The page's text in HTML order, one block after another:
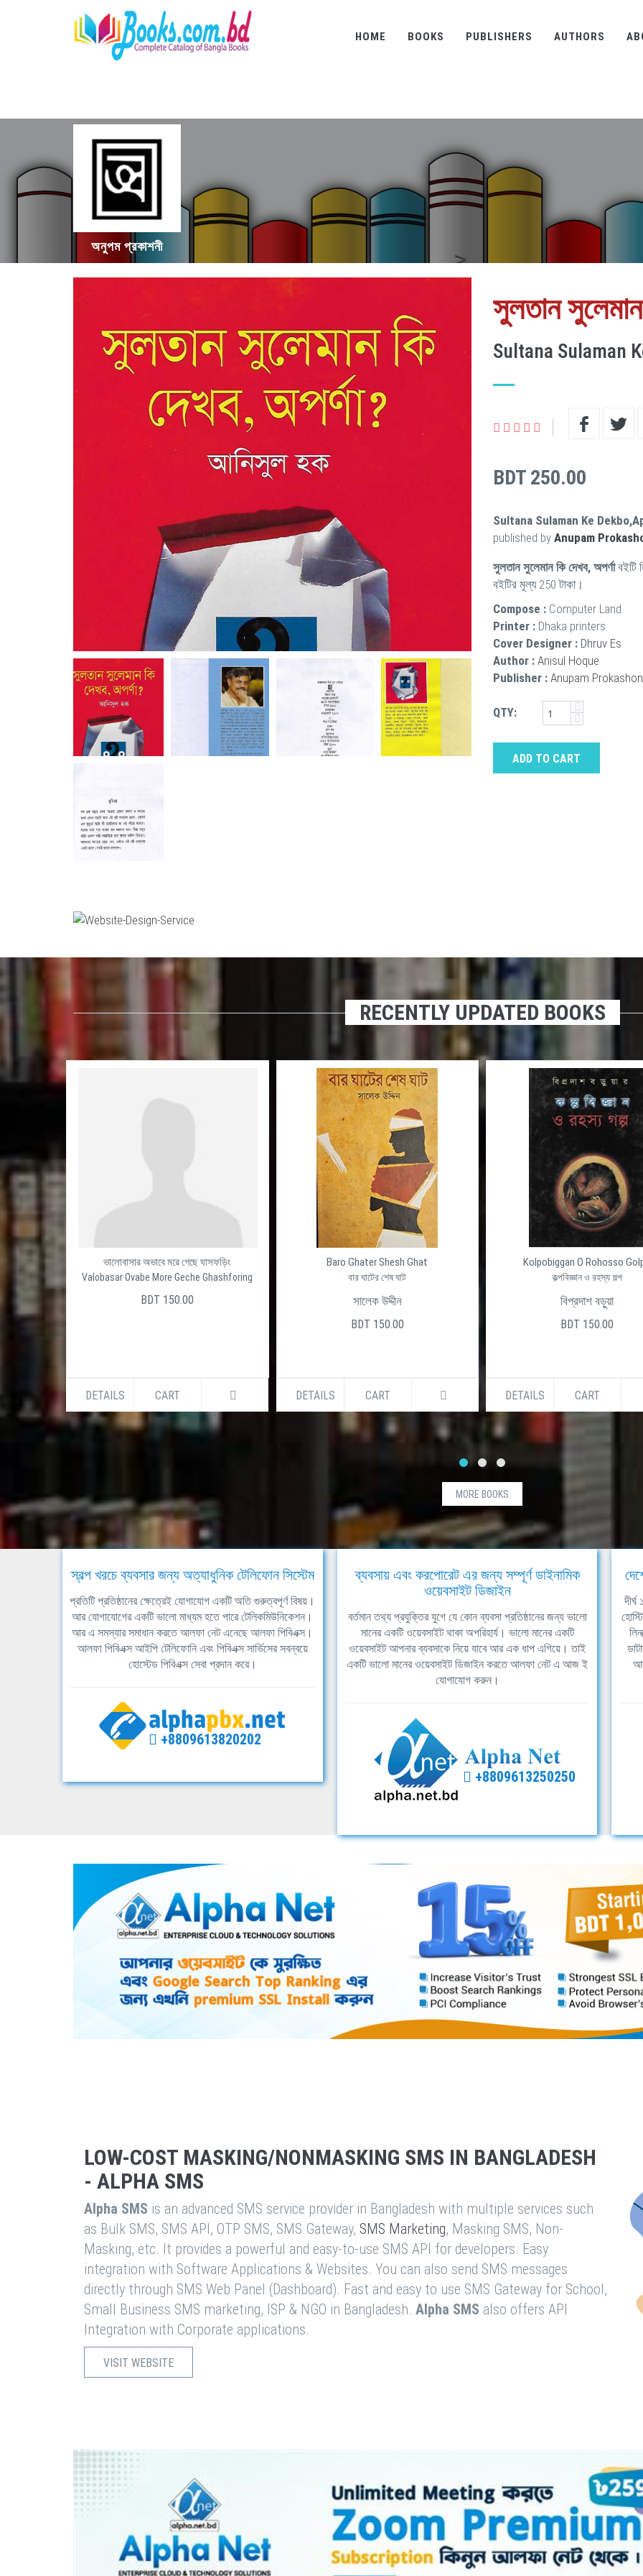
HOME BOOKS PUBLISHERS AUTHORS
অনুপম প্রকাশনী
সুলতান
Sultana Sulaman
BDT 250.00
Sultana Sulaman Ke
published by Anupam
সুলতান সুলেমান কি দেখব, অপর্ণাবইটি
বইটির মূল্য 250 টাকা।
Compose : Computer Land
Printer : Dhaka printers
Cover Designer : Dhruv Es
Author : Anisul Hoque
Publisher : Anupam
QTY:
ADD TO CART
RECENTLY UPDATED BOOKS
ভালোবাসার অভাবে মরে গেছে ঘাসফড়িং
Valobasar Ovabe More Geche Ghashforing
BDT 150.00
DETAILS CART
Baro Ghater Shesh Ghat
বার ঘাটের শেষ ঘাট
সালেক উদ্দীন
BDT 150.00
DETAILS CART
Kolpobiggan O Rohosso
কল্পবিজ্ঞান ও রহস্য গল্প
বিপ্রদাশ বড়ুয়া
BDT 150.00
DETAILS CART
MORE BOOKS
স্বল্প খরচে ব্যবসার জন্য অত্যাধুনিক টেলিফোন সিস্টেম
প্রতিটি প্রতিষ্ঠানের ক্ষেত্রেই যোগাযোগ একটি অতি গুরুত্বপূর্ণ বিষয়।
আর যোগাযোগের একটি ভালো মাধ্যম হতে পারে টেলিকমিউনিকেশন।
আর এ সমস্যার সমাধান করতে আলফা নেট এনেছে আলফা পিবিএক্স।
আলফা পিবিএক্স আইপি টেলিফোনি এবং পিবিএক্স সার্ভিসের সবন্বয়ে
হোস্টেড পিবিএক্স সেবা প্রদান করে।
+8809613820202
ব্যবসায় এবং করপোরেট এর জন্য সম্পূর্ণ ডাইনামিক
ওয়েবসাইট ডিজাইন
বর্তমান তথ্য প্রযুক্তির যুগে যে কোন ব্যবসা প্রতিষ্ঠানের জন্য ভালো
মানের একটি ওয়েবসাইট থাকা অপরিহার্য। ভালো মানের একটি
ওয়েবসাইট আপনার ব্যবসাকে নিয়ে যাবে আর এক ধাপ এগিয়ে। তাই
একটি ভালো মানের ওয়েবসাইট ডিজাইন করতে আলফা নেট এ আজ ই
যোগাযোগ করুন।
+8809613250250
LOW-COST MASKING/NONMASKING SMS IN BANGLADESH
- ALPHA SMS
Alpha SMS is an advanced SMS service provider in Bangladesh with multiple services such
as Bulk SMS, SMS API, OTP SMS, SMS Gateway, SMS Marketing, Masking SMS, Non-
Masking, etc. It provides a powerful and easy-to-use SMS API for developers. Easy
integration with Software Applications & Websites. You can also send SMS messages
directly through SMS Web Panel (Dashboard). Fast and easy to use SMS Gateway for School,
Small Business SMS marketing, ISP & NGO in Bangladesh. Alpha SMS also offers API
Integration with Corporate applications.
VISIT WEBSITE